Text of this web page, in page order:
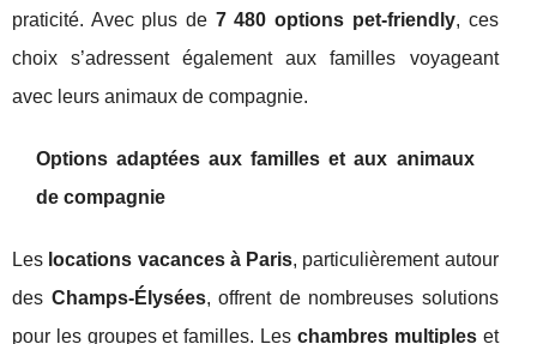
praticité. Avec plus de 7 480 options pet-friendly, ces
choix s’adressent également aux familles voyageant
avec leurs animaux de compagnie.
Options adaptées aux familles et aux animaux
de compagnie
Les locations vacances à Paris, particulièrement autour
des Champs-Élysées, offrent de nombreuses solutions
pour les groupes et familles. Les chambres multipleset